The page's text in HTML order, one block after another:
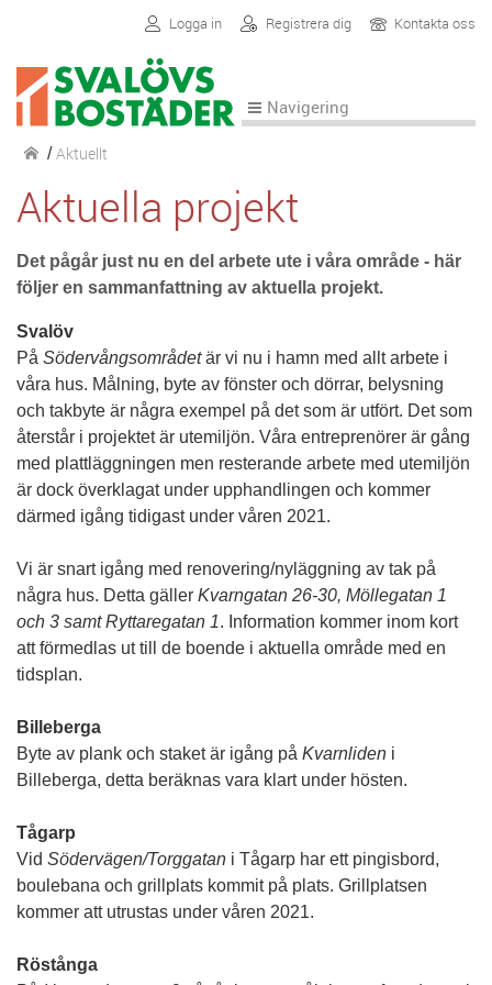
Logga in Registrera dig Kontakta oss
Navigering
/ Aktuellt
Aktuella projekt
Det pågår just nu en del arbete ute i våra område - här
följer en sammanfattning av aktuella projekt.
Svalöv
På Södervångsområdetär vi nu i hamn med allt arbete i
våra hus. Målning, byte av fönster och dörrar, belysning
och takbyte är några exempel på det som är utfört. Det som
återstår i projektet är utemiljön. Våra entreprenörer är gång
med plattläggningen men resterande arbete med utemiljön
är dock överklagat under upphandlingen och kommer
därmed igång tidigast under våren 2021.
Vi är snart igång med renovering/nyläggning av tak på
några hus. Detta gäller Kvarngatan 26-30, Möllegatan 1
och 3 samt Ryttaregatan 1. Information kommer inom kort
att förmedlas ut till de boende i aktuella område med en
tidsplan.
Billeberga
Byte av plank och staket är igång på Kvarnliden i
Billeberga, detta beräknas vara klart under hösten.
Tågarp
Vid Södervägen/Torggatan i Tågarp har ett pingisbord,
boulebana och grillplats kommit på plats. Grillplatsen
kommer att utrustas under våren 2021.
Röstånga